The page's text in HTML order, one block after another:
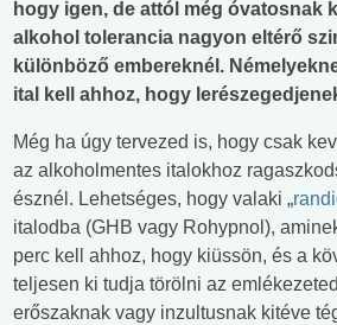
hogy igen, de attól még óvatosnak
alkohol tolerancia nagyon eltérő
különböző embereknél.
ital kell ahhoz, hogy
Még ha úgy tervezed is, hogy csak
az alkoholmentes italokhoz
észnél. Lehetséges, hogy valaki „
italodba (GHB vagy Rohypnol),
perc kell ahhoz, hogy kiüssön, és a
teljesen ki tudja törölni az
erőszaknak vagy inzultusnak kitéve